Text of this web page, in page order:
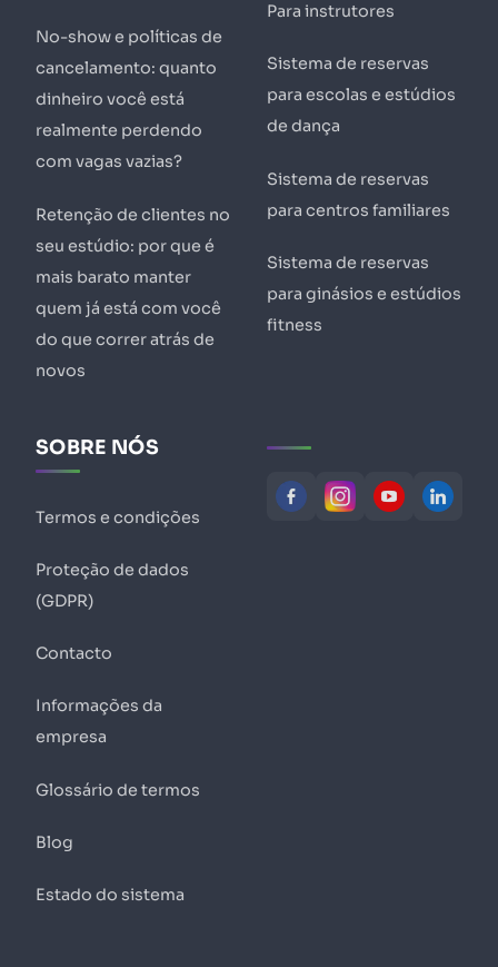
No-show e políticas de
cancelamento: quanto
dinheiro você está
realmente perdendo
com vagas vazias?
Retenção de clientes no
seu estúdio: por que é
mais barato manter
quem já está com você
do que correr atrás de
novos
Para instrutores
Sistema de reservas
para escolas e estúdios
de dança
Sistema de reservas
para centros familiares
Sistema de reservas
para ginásios e estúdios
fitness
SOBRE NÓS
Termos e condições
Proteção de dados
(GDPR)
Contacto
Informações da
empresa
Glossário de termos
Blog
Estado do sistema